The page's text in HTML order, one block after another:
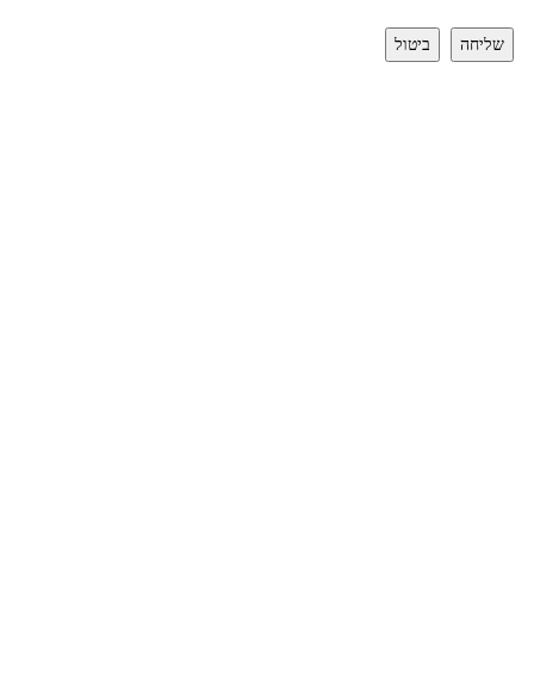
שליחה ביטול